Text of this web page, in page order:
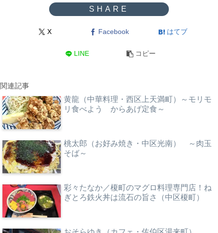
X Facebook はてブ
LINE コピー
関連記事
黄龍（中華料理・西区上天満町）～モリモ
リ食べよう からあげ定食～
桃太郎（お好み焼き・中区光南） ～肉玉
そば～
彩々たなか／榎町のマグロ料理専門店！ね
ぎとろ鉄火丼は流石の旨さ（中区榎町）